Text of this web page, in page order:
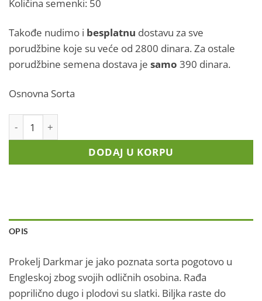
Količina semenki: 50
Takođe nudimo i besplatnu dostavu za sve
porudžbine koje su veće od 2800 dinara. Za ostale
porudžbine semena dostava je samo 390 dinara.
Osnovna Sorta
DODAJ U KORPU
OPIS
Prokelj Darkmar je jako poznata sorta pogotovo u
Engleskoj zbog svojih odličnih osobina. Rađa
poprilično dugo i plodovi su slatki. Biljka raste do